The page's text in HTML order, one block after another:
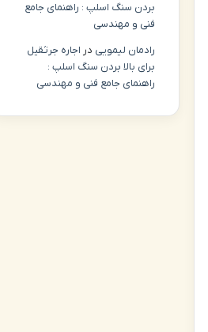
بردن سنگ اسلپ : راهنمای جامع
فنی و مهندسی
رادمان لیمویی در اجاره جرثقیل
برای بالا بردن سنگ اسلپ :
راهنمای جامع فنی و مهندسی